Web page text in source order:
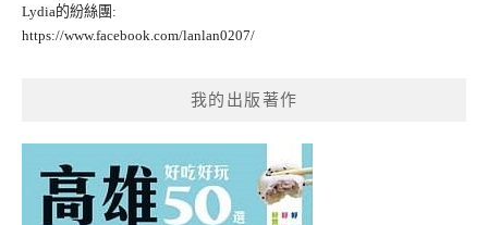
Lydia的紛絲團:
https://www.facebook.com/lanlan0207/
我的出版著作